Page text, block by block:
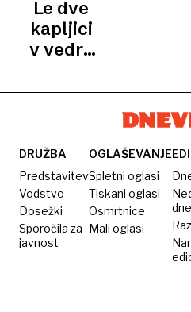
Le dve
kapljici
v vedru
stanovanje
ne kis
ne
limonin
sok
DRUŽBA
Predstavitev
Vodstvo
Dosežki
Sporočila za
javnost
OGLAŠEVANJE
Spletni oglasi
Tiskani oglasi
Osmrtnice
Mali oglasi